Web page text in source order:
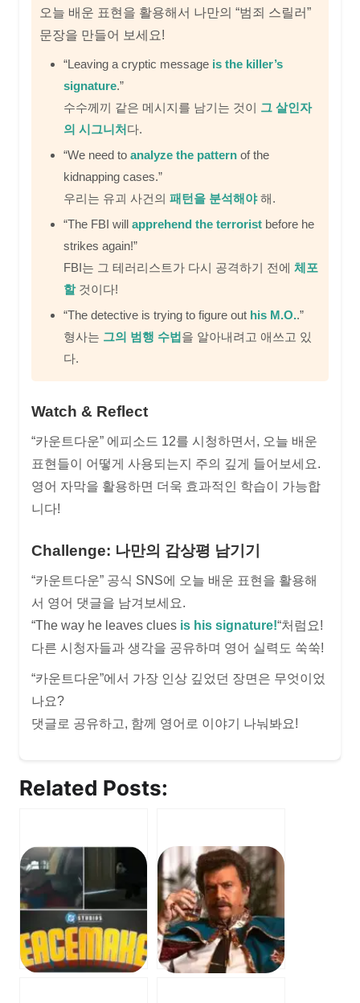
오늘 배운 표현을 활용해서 나만의 “범죄 스릴러”
문장을 만들어 보세요!
“Leaving a cryptic message is the killer’s
signature.”
수수께끼 같은 메시지를 남기는 것이 그 살인자
의 시그니처다.
“We need to analyze the pattern of the
kidnapping cases.”
우리는 유괴 사건의 패턴을 분석해야해.
“The FBI will apprehend the terrorist before he
strikes again!”
FBI는 그 테러리스트가 다시 공격하기 전에 체포
할것이다!
“The detective is trying to figure out his M.O..”
형사는 그의 범행 수법을 알아내려고 애쓰고 있
다.
Watch & Reflect
“카운트다운” 에피소드 12를 시청하면서, 오늘 배운
표현들이 어떻게 사용되는지 주의 깊게 들어보세요.
영어 자막을 활용하면 더욱 효과적인 학습이 가능합
니다!
Challenge: 나만의 감상평 남기기
“카운트다운” 공식 SNS에 오늘 배운 표현을 활용해
서 영어 댓글을 남겨보세요.
“The way he leaves clues is his signature!“처럼요!
다른 시청자들과 생각을 공유하며 영어 실력도 쑥쑥!
“카운트다운”에서 가장 인상 깊었던 장면은 무엇이었
나요?
댓글로 공유하고, 함께 영어로 이야기 나눠봐요!
Related Posts: